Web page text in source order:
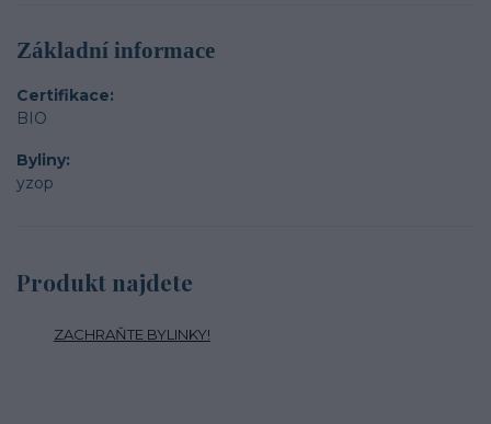
Základní informace
Certifikace
BIO
Byliny
yzop
Produkt najdete
ZACHRAŇTE BYLINKY!